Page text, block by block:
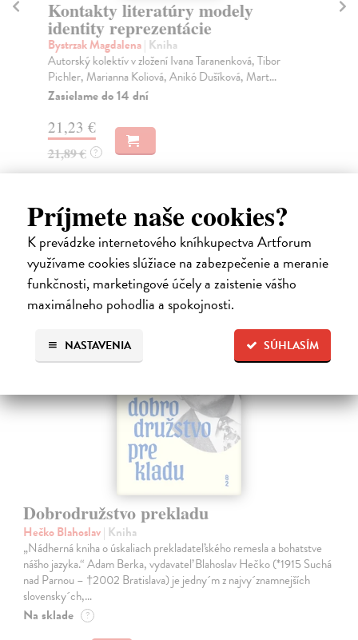
Príjmete naše cookies?
K prevádzke internetového kníhkupectva Artforum
využívame cookies slúžiace na zabezpečenie a meranie
funkčnosti, marketingové účely a zaistenie vášho
maximálneho pohodlia a spokojnosti.
SÚHLASÍM
NASTAVENIA
Kontakty literatúry modely
identity reprezentácie
Bystrzak Magdalena| Kniha
Autorský kolektív v zložení Ivana Taranenková, Tibor
Pichler, Marianna Koliová, Anikó Dušíková, Mart...
Zasielame do 14 dní
21,23 €
21,89 € ?
Ďalšie z kategórie literatúra,
literárna veda
na sklade
novinka
Dobrodružstvo prekladu
Hečko Blahoslav| Kniha
„Nádherná kniha o úskaliach prekladateľského remesla a bohatstve
nášho jazyka.“ Adam Berka, vydavateľ Blahoslav Hečko (*1915 Suchá
nad Parnou – †2002 Bratislava) je jedny´m z najvy´znamnejších
slovensky´ch,…
Na sklade ?